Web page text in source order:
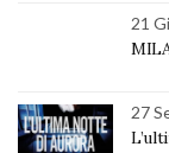
21
27